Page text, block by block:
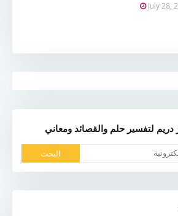
July 28,
لتفسير حلم والقصائد ومعاني